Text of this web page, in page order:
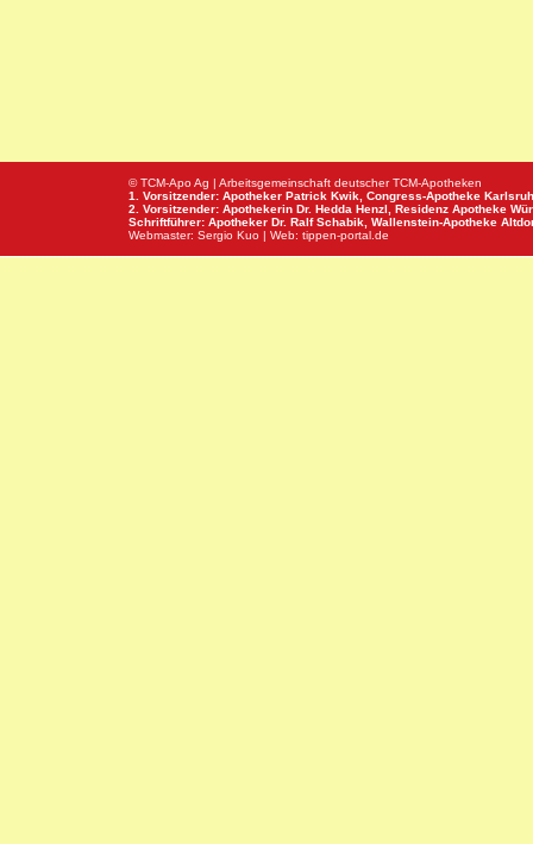
© TCM-Apo Ag | Arbeitsgemeinschaft deutscher TCM-Apotheken
1. Vorsitzender: Apotheker Patrick Kwik, Congress-Apotheke
2. Vorsitzender: Apothekerin Dr. Hedda Henzl, Residenz Apotheke
Schriftführer: Apotheker Dr. Ralf Schabik, Wallenstein-Apotheke
Webmaster: Sergio Kuo | Web: tippen-portal.de